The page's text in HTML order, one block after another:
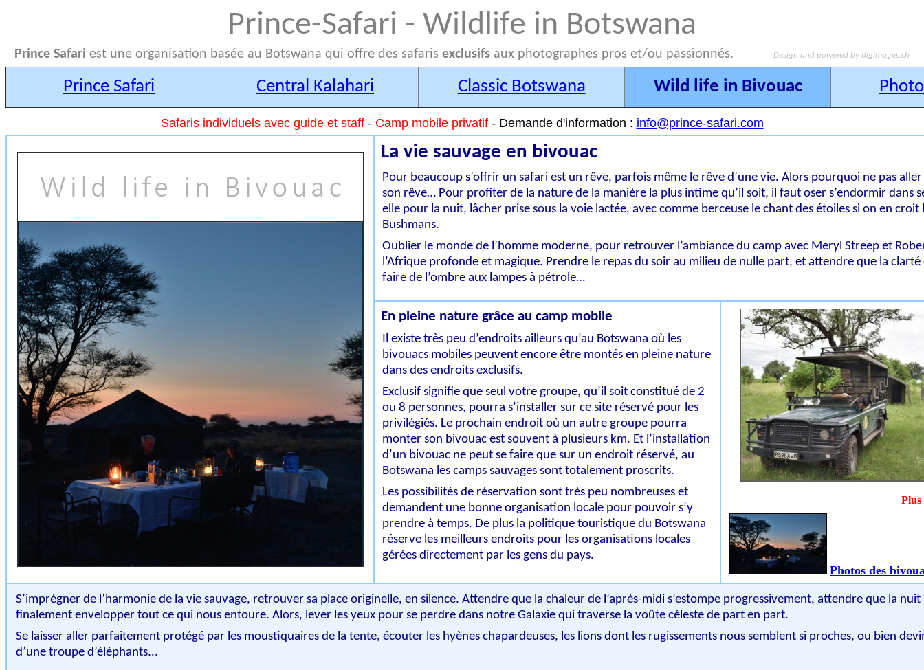
Prince-Safari - Wildlife in Botswana
Prince Safari est une organisation basée au Botswana qui offre des safaris exclusifs aux photographes pros et/ou passionnés. Design and powered by digimages.ch
Prince Safari Central Kalahari Classic Botswana Wild life in Bivouac
Safaris individuels avec guide et staff - Camp mobile privatif- Demande d'information : info@prince-safari.com
La vie sauvage en bivouac
Pour beaucoup s’offrir un safari est un rêve, parfois même le rêve d’une vie. Alors pourquoi ne pas
son rêve… Pour profiter de la nature de la manière la plus intime qu’il soit, il faut oser s’endormir dans
elle pour la nuit, lâcher prise sous la voie lactée, avec comme berceuse le chant des étoiles si on en croit
Bushmans.
Oublier le monde de l’homme moderne, pour retrouver l’ambiance du camp avec Meryl Streep et
l’Afrique profonde et magique. Prendre le repas du soir au milieu de nulle part, et attendre que la clarté
faire de l’ombre aux lampes à pétrole…
En pleine nature grâce au camp mobile
Il existe très peu d’endroits ailleurs qu’au Botswana où les
bivouacs mobiles peuvent encore être montés en pleine nature
dans des endroits exclusifs.
Exclusif signifie que seul votre groupe, qu’il soit constitué de 2
ou 8 personnes, pourra s’installer sur ce site réservé pour les
privilégiés. Le prochain endroit où un autre groupe pourra
monter son bivouac est souvent à plusieurs km. Et l’installation
d’un bivouac ne peut se faire que sur un endroit réservé, au
Botswana les camps sauvages sont totalement proscrits.
Les possibilités de réservation sont très peu nombreuses et
demandent une bonne organisation locale pour pouvoir s’y
prendre à temps. De plus la politique touristique du Botswana
réserve les meilleurs endroits pour les organisations locales
gérées directement par les gens du pays.
Photos des
S’imprégner de l’harmonie de la vie sauvage, retrouver sa place originelle, en silence. Attendre que la chaleur de l’après-midi s’estompe progressivement, attendre que la
finalement envelopper tout ce qui nous entoure. Alors, lever les yeux pour se perdre dans notre Galaxie qui traverse la voûte céleste de part en part.
Se laisser aller parfaitement protégé par les moustiquaires de la tente, écouter les hyènes chapardeuses, les lions dont les rugissements nous semblent si proches, ou bien
d’une troupe d’éléphants...